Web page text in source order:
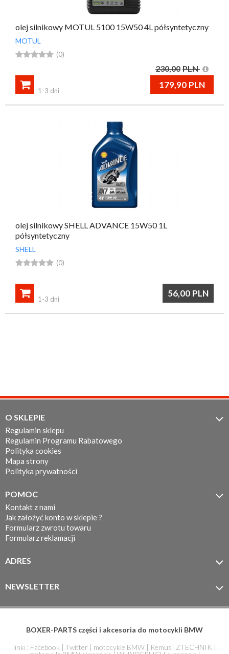
olej silnikowy MOTUL 5100 15W50 4L półsyntetyczny
MOTUL
 (0)
230,00 PLN
179,90 PLN

1-3 dni
olej silnikowy SHELL ADVANCE 15W50 1L
półsyntetyczny
SHELL
 (0)
56,00 PLN

1-3 dni
O SKLEPIE 
Regulamin sklepu
Regulamin Programu Rabatowego
Polityka cookies
Mapa strony
Polityka prywatności
POMOC 
Kontakt z nami
Jak założyć konto w sklepie ?
Formularz zwrotu towaru
Formularz reklamacji
ADRES 
ul. Koronkarska 7/11
NEWSLETTER 
BOXER-PARTS części i akcesoria do motocykli BMW
linki : Facebook | Twitter | motocykle BMW| Remus| ZTECHNIK |